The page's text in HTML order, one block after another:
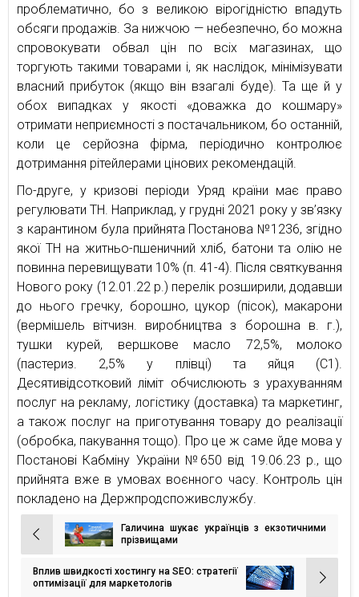
проблематично, бо з великою вірогідністю впадуть
обсяги продажів. За нижчою — небезпечно, бо можна
спровокувати обвал цін по всіх магазинах, що
торгують такими товарами і, як наслідок, мінімізувати
власний прибуток (якщо він взагалі буде). Та ще й у
обох випадках у якості «доважка до кошмару»
отримати неприємності з постачальником, бо останній,
коли це серйозна фірма, періодично контролює
дотримання рітейлерами цінових рекомендацій.
По-друге, у кризові періоди Уряд країни має право
регулювати ТН. Наприклад, у грудні 2021 року у зв’язку
з карантином була прийнята Постанова №1236, згідно
якої ТН на житньо-пшеничний хліб, батони та олію не
повинна перевищувати 10% (п. 41-4). Після святкування
Нового року (12.01.22 р.) перелік розширили, додавши
до нього гречку, борошно, цукор (пісок), макарони
(вермішель вітчизн. виробництва з борошна в. г.),
тушки курей, вершкове масло 72,5%, молоко
(пастериз. 2,5% у плівці) та яйця (С1).
Десятивідсотковий ліміт обчислюють з урахуванням
послуг на рекламу, логістику (доставка) та маркетинг,
а також послуг на приготування товару до реалізації
(обробка, пакування тощо). Про це ж саме йде мова у
Постанові Кабміну України №650 від 19.06.23 р., що
прийнята вже в умовах воєнного часу. Контроль цін
покладено на Держпродспоживслужбу.
Навігація
записів
Галичина шукає українців з екзотичними
прізвищами
Вплив швидкості хостингу на SEO: стратегії
оптимізації для маркетологів